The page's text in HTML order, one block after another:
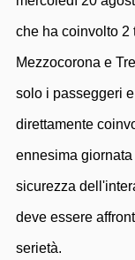
che ha coinvolto 2
Mezzocorona e
solo i passeggeri
direttamente
ennesima
sicurezza
deve essere
serietà.